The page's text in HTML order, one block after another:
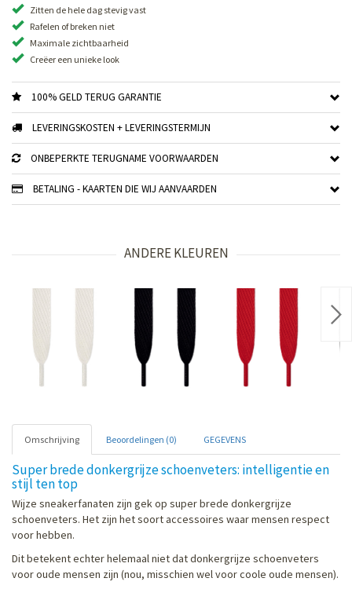
Zitten de hele dag stevig vast
Rafelen of breken niet
Maximale zichtbaarheid
Creëer een unieke look
100% GELD TERUG GARANTIE
LEVERINGSKOSTEN + LEVERINGSTERMIJN
ONBEPERKTE TERUGNAME VOORWAARDEN
BETALING - KAARTEN DIE WIJ AANVAARDEN
ANDERE KLEUREN
Omschrijving Beoordelingen (0) GEGEVENS
Super brede donkergrijze schoenveters: intelligentie en
stijl ten top
Wijze sneakerfanaten zijn gek op super brede donkergrijze
schoenveters. Het zijn het soort accessoires waar mensen respect
voor hebben.
Dit betekent echter helemaal niet dat donkergrijze schoenveters
voor oude mensen zijn (nou, misschien wel voor coole oude mensen).